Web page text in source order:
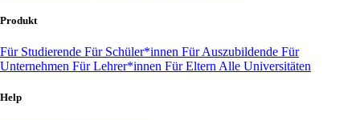
Produkt
Für Studierende Für Schüler*innen Für Auszubildende Für
Unternehmen Für Lehrer*innen Für Eltern Alle Universitäten
Help